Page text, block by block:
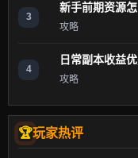
3
新手前期资源
攻略
4
日常副本收益
攻略
玩家热评